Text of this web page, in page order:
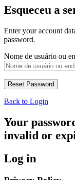
Esqueceu a
Enter your account
password.
Nome de usuário ou
Back to Login
Your
invalid or
Log in